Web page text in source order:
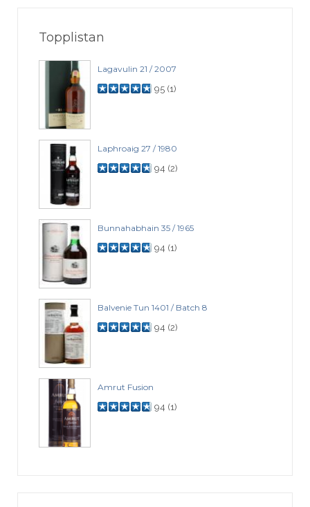
Topplistan
Lagavulin 21 / 2007
95 (1)
Laphroaig 27 / 1980
94 (2)
Bunnahabhain 35 / 1965
94 (1)
Balvenie Tun 1401 / Batch 8
94 (2)
Amrut Fusion
94 (1)